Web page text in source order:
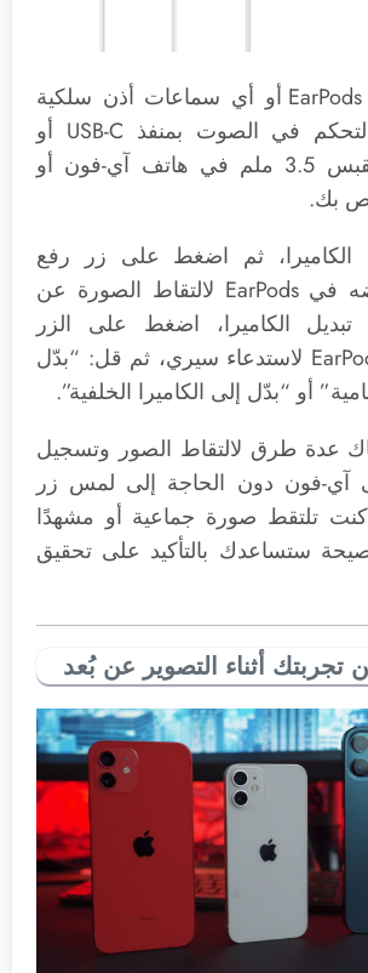
◉ قم بتوصيل EarPods أو أي سماعات أذن سلكية
مزودة بأزرار التحكم في الصوت بمنفذ USB-C أو
Lightning أو مقبس 3.5 ملم في هاتف آي-فون أو
بك.
ثم اضغط على زر رفع
الصوت أو خفضه في EarPods لالتقاط الصورة عن
الكاميرا، اضغط على الزر
المركزي في EarPods لاستدعاء سيري، ثم قل: “بدّل
أو “بدّل إلى الكاميرا الخلفية”.
عدة طرق لالتقاط الصور وتسجيل
آي-فون دون الحاجة إلى لمس زر
كنت تلتقط صورة جماعية أو مشهدًا
ستساعدك بالتأكيد على تحقيق
تجربتك أثناء التصوير عن بُعد